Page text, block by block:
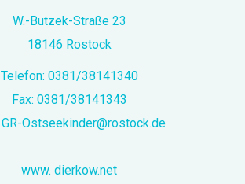
W.-Butzek-Straße 23
18146 Rostock
Telefon: 0381/38141340
Fax: 0381/38141343
GR-Ostseekinder@rostock.de
www. dierkow.net